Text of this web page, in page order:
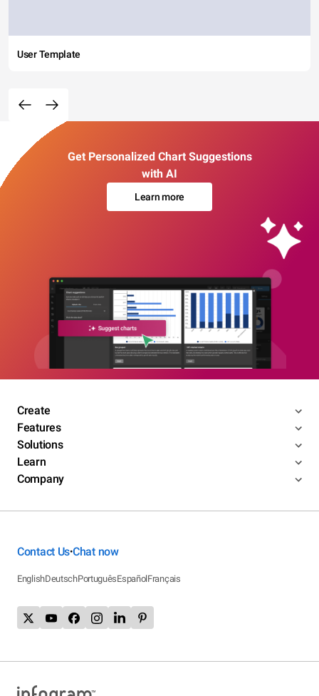
User Template
Get Personalized Chart Suggestions
with AI
Learn more
Create
Features
Solutions
Learn
Company
Contact Us•Chat now
EnglishDeutschPortuguêsEspañolFrançais